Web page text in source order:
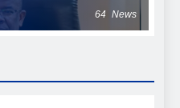
64 News